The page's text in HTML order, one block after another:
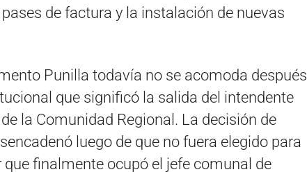
de factura y la instalación de nuevas
Punilla todavía no se acomoda después
que significó la salida del intendente
la Comunidad Regional. La decisión de
luego de que no fuera elegido para
finalmente ocupó el jefe comunal de